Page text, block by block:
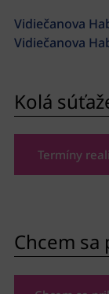
Vidiečanova
Vidiečanova
Kolá
Termíny
Chcem